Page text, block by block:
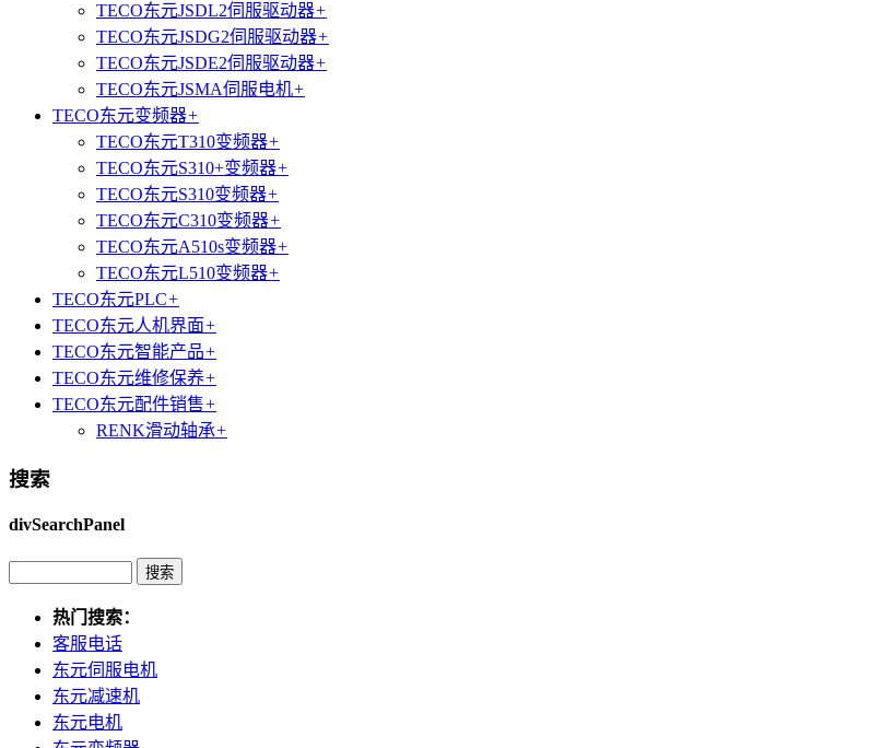
TECO东元JSDL2伺服驱动器+
TECO东元JSDG2伺服驱动器+
TECO东元JSDE2伺服驱动器+
TECO东元JSMA伺服电机+
TECO东元变频器+
TECO东元T310变频器+
TECO东元S310+变频器+
TECO东元S310变频器+
TECO东元C310变频器+
TECO东元A510s变频器+
TECO东元L510变频器+
TECO东元PLC+
TECO东元人机界面+
TECO东元智能产品+
TECO东元维修保养+
TECO东元配件销售+
RENK滑动轴承+
搜索
divSearchPanel
热门搜索：
客服电话
东元伺服电机
东元减速机
东元电机